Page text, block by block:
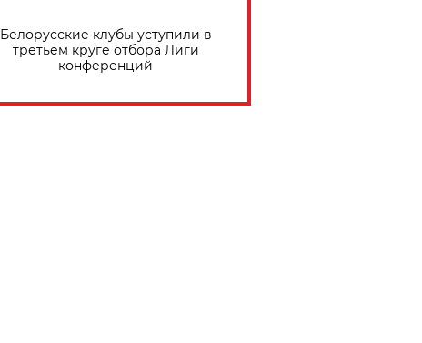
Белорусские клубы уступили в
третьем круге отбора Лиги
конференций